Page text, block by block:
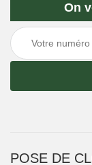
On
POSE DE